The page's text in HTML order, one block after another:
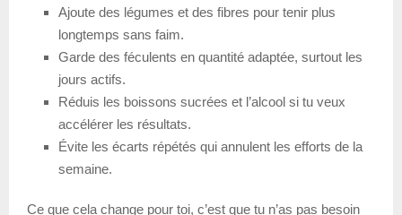
Ajoute des légumes et des fibres pour tenir plus
longtemps sans faim.
Garde des féculents en quantité adaptée, surtout les
jours actifs.
Réduis les boissons sucrées et l’alcool si tu veux
accélérer les résultats.
Évite les écarts répétés qui annulent les efforts de la
semaine.
Ce que cela change pour toi, c’est que tu n’as pas besoin